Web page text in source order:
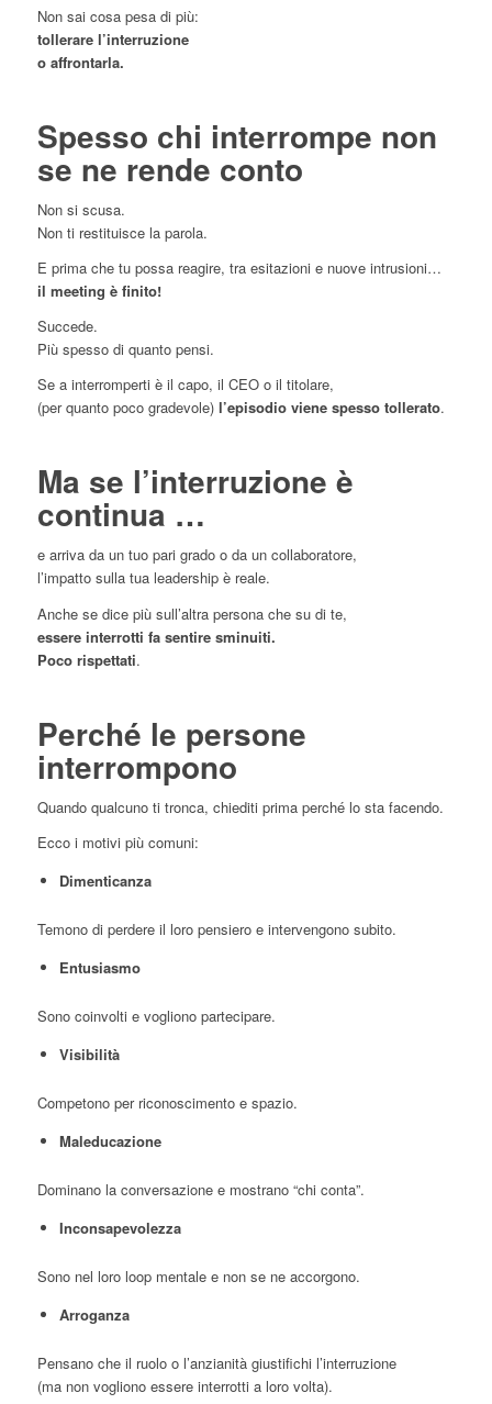
Non sai cosa pesa di più:
tollerare l’interruzione
o affrontarla.
Spesso chi interrompe non
se ne rende conto
Non si scusa.
Non ti restituisce la parola.
E prima che tu possa reagire, tra esitazioni e nuove intrusioni…
il meeting è finito!
Succede.
Più spesso di quanto pensi.
Se a interromperti è il capo, il CEO o il titolare,
(per quanto poco gradevole) l’episodio viene spesso tollerato.
Ma se l’interruzione è
continua …
e arriva da un tuo pari grado o da un collaboratore,
l’impatto sulla tua leadership è reale.
Anche se dice più sull’altra persona che su di te,
essere interrotti fa sentire sminuiti.
Poco rispettati.
Perché le persone
interrompono
Quando qualcuno ti tronca, chiediti prima perché lo sta facendo.
Ecco i motivi più comuni:
Dimenticanza
Temono di perdere il loro pensiero e intervengono subito.
Entusiasmo
Sono coinvolti e vogliono partecipare.
Visibilità
Competono per riconoscimento e spazio.
Maleducazione
Dominano la conversazione e mostrano “chi conta”.
Inconsapevolezza
Sono nel loro loop mentale e non se ne accorgono.
Arroganza
Pensano che il ruolo o l’anzianità giustifichi l’interruzione
(ma non vogliono essere interrotti a loro volta).